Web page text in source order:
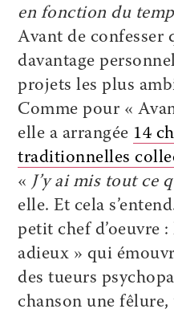
en fonction du
Avant de confesser
davantage
projets les plus
Comme pour «
elle a arrangée 14
traditionnelles
« J’y ai mis tout ce
elle. Et cela
petit chef d’oeuvre
adieux » qui
des tueurs
chanson une